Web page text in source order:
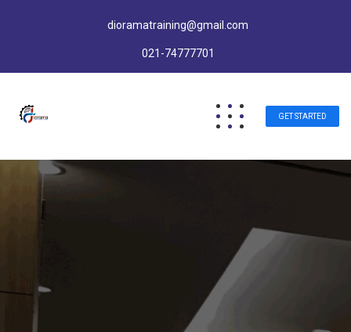
dioramatraining@gmail.com
021-74777701
GET STARTED